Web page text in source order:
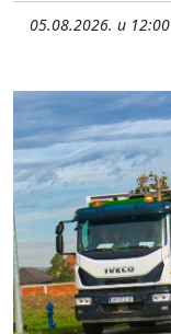
05.08.2026. u 12:00